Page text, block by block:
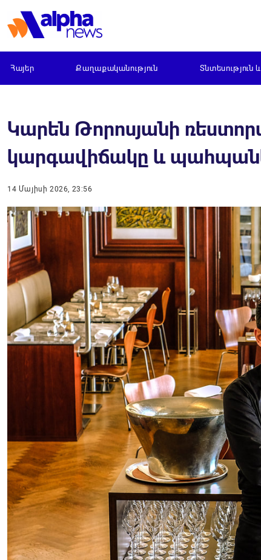
Հայեր Քաղաքականություն Տնտեսություն
Կարեն Թորոսյանի
կարգավիճակը և
14 Մայիսի 2026, 23:56